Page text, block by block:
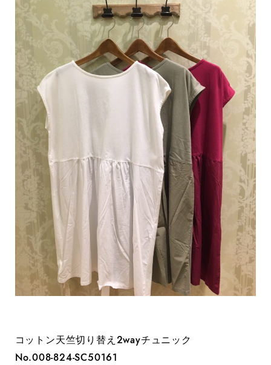
コットン天竺切り替え2wayチュニック
No.008-824-SC50161